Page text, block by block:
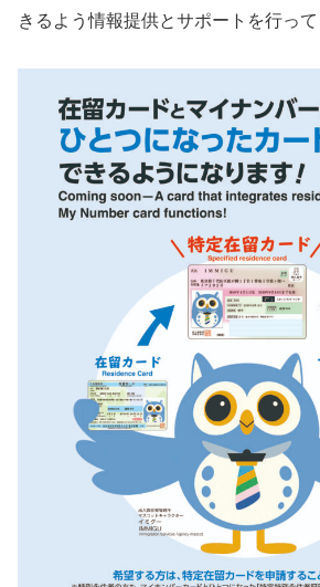
きるよう情報提供とサポートを行って